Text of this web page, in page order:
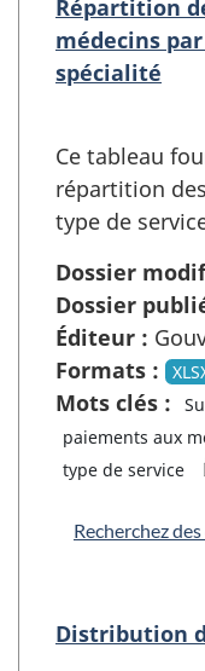
Répartition
médecins
spécialité
Ce tableau
répartition
type de
Dossier
Dossier
Éditeur :
Formats :
Mots clés :
paiements aux
type de service
Recherchez
Distribution